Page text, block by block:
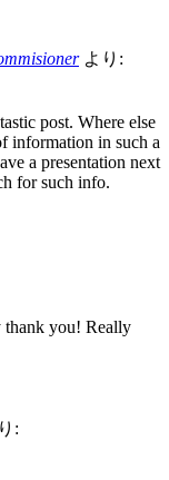
より:
post. Where else
information in such a
a presentation next
for such info.
thank you! Really
: